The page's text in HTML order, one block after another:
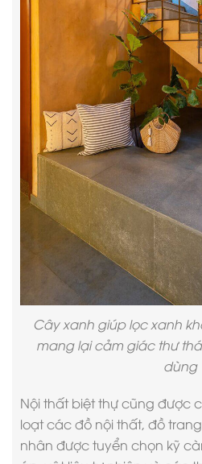
Cây xanh giúp lọc xanh
mang lại cảm giác thư
dùng
Nội thất biệt thựcũng được
loạt các đồ nội thất, đồ
nhân được tuyển chọn kỹ